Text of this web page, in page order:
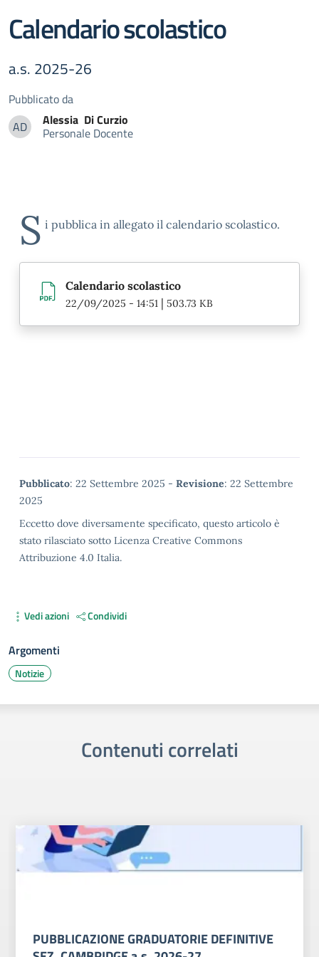
Calendario scolastico
a.s. 2025-26
Pubblicato da
ADAlessia Di Curzio
Alessia Di Curzio
Personale Docente
S i pubblica in allegato il calendario scolastico.
Calendario scolastico
22/09/2025 - 14:51 | 503.73 KB
Metadata
Pubblicato: 22 Settembre 2025 - Revisione: 22 Settembre
2025
Eccetto dove diversamente specificato, questo articolo è
stato rilasciato sotto Licenza Creative Commons
Attribuzione 4.0 Italia.
Vedi azioni Condividi
Argomenti
Notizie
Contenuti correlati
PUBBLICAZIONE GRADUATORIE DEFINITIVE